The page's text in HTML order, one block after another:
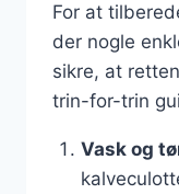
For at
der nogle
sikre, at
trin-for-trin
Vask og